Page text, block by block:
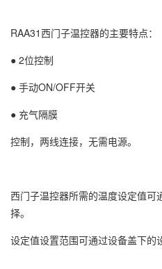
RAA31西门子温控器的主要特点：
● 2位控制
● 手动ON/OFF开关
● 充气隔膜
控制，两线连接，无需电源。
西门子温控器所需的温度设定值可
择。
设定值设置范围可通过设备盖下的